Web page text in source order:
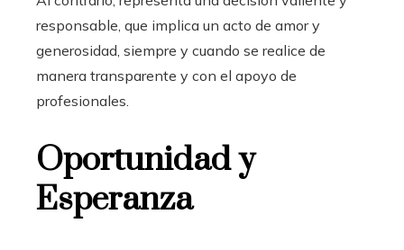
responsable, que implica un acto de amor y
generosidad, siempre y cuando se realice de
manera transparente y con el apoyo de
profesionales.
Oportunidad y
Esperanza